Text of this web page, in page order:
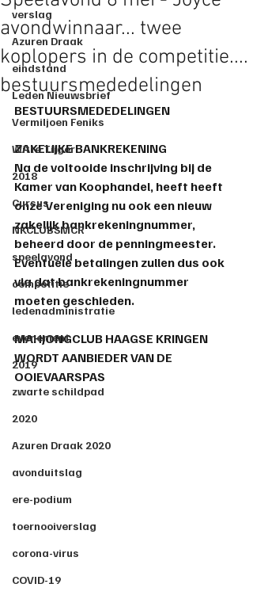
verslag
Azuren Draak
eindstand
Leden Nieuwsbrief
Vermiljoen Feniks
Witte Tijger
2018
Cursus
NKCLUBSMCR
speelavond
competitie
ledenadministratie
evenement
2019
zwarte schildpad
2020
Azuren Draak 2020
avonduitslag
ere-podium
toernooiverslag
corona-virus
COVID-19
avondwinnaar... twee
koplopers in de competitie....
bestuursmededelingen
BESTUURSMEDEDELINGEN
ZAKELIJKE BANKREKENING
Na de voltooide inschrijving bij de
Kamer van Koophandel, heeft heeft
onze Vereniging nu ook een nieuw
zakelijk bankrekeningnummer,
beheerd door de penningmeester.
Eventuele betalingen zullen dus ook
via dat bankrekeningnummer
moeten geschieden.
MAHJONGCLUB HAAGSE KRINGEN
WORDT AANBIEDER VAN DE
OOIEVAARSPAS